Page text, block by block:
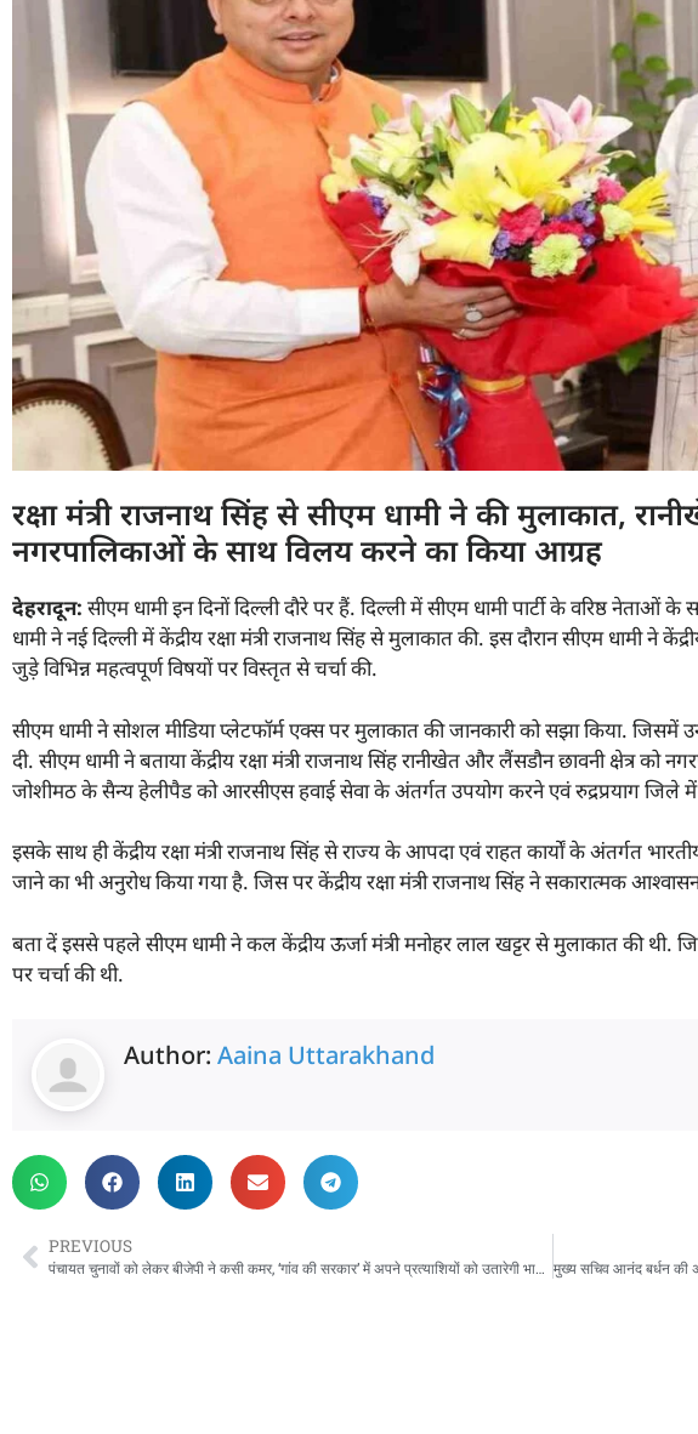
रक्षा मंत्री राजनाथ सिंह से सीएम धामी ने की मुलाकात,
नगरपालिकाओं के साथ विलय करने का किया आग्रह
देहरादून: सीएम धामी इन दिनों दिल्ली दौरे पर हैं. दिल्ली में सीएम धामी पार्टी के वरिष्ठ
धामी ने नई दिल्ली में केंद्रीय रक्षा मंत्री राजनाथ सिंह से मुलाकात की. इस दौरान सीएम धामी ने
जुड़े विभिन्न महत्वपूर्ण विषयों पर विस्तृत से चर्चा की.
सीएम धामी ने सोशल मीडिया प्लेटफॉर्म एक्स पर मुलाकात की जानकारी को सझा किया. जिसमें
दी. सीएम धामी ने बताया केंद्रीय रक्षा मंत्री राजनाथ सिंह रानीखेत और लैंसडौन छावनी क्षेत्र
जोशीमठ के सैन्य हेलीपैड को आरसीएस हवाई सेवा के अंतर्गत उपयोग करने एवं रुद्रप्रयाग जिले
इसके साथ ही केंद्रीय रक्षा मंत्री राजनाथ सिंह से राज्य के आपदा एवं राहत कार्यों के अंतर्गत
जाने का भी अनुरोध किया गया है. जिस पर केंद्रीय रक्षा मंत्री राजनाथ सिंह ने सकारात्मक
बता दें इससे पहले सीएम धामी ने कल केंद्रीय ऊर्जा मंत्री मनोहर लाल खट्टर से मुलाकात की थी.
पर चर्चा की थी.
Author: Aaina Uttarakhand
PREVIOUS
पंचायत चुनावों को लेकर बीजेपी ने कसी कमर, ‘गांव की सरकार’ में अपने प्रत्याशियों को उतारेगी भाजपा!